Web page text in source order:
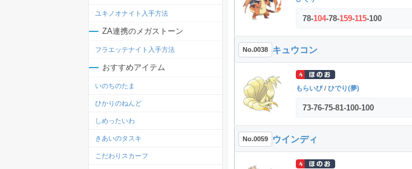
78-104-78-159-115-100
No.0038 キュウコン
もらいび/ ひでり(夢)
73-76-75-81-100-100
No.0059 ウインディ
ユキノオナイト入手方法
ZA連携のメガストーン
フラエッテナイト入手方法
おすすめアイテム
いのちのたま
ひかりのねんど
しめったいわ
きあいのタスキ
こだわりスカーフ